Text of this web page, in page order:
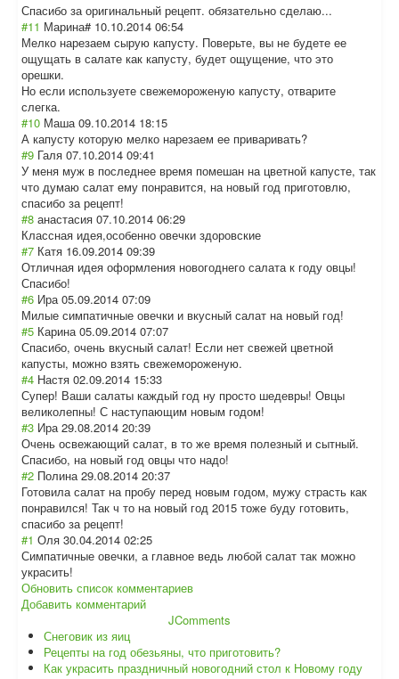
Спасибо за оригинальный рецепт. обязательно сделаю...
#11 Марина# 10.10.2014 06:54
Мелко нарезаем сырую капусту. Поверьте, вы не будете ее
ощущать в салате как капусту, будет ощущение, что это
орешки.
Но если используете свежемороженую капусту, отварите
слегка.
#10 Маша 09.10.2014 18:15
А капусту которую мелко нарезаем ее приваривать?
#9 Галя 07.10.2014 09:41
У меня муж в последнее время помешан на цветной капусте, так
что думаю салат ему понравится, на новый год приготовлю,
спасибо за рецепт!
#8 анастасия 07.10.2014 06:29
Классная идея,особенно овечки здоровские
#7 Катя 16.09.2014 09:39
Отличная идея оформления новогоднего салата к году овцы!
Спасибо!
#6 Ира 05.09.2014 07:09
Милые симпатичные овечки и вкусный салат на новый год!
#5 Карина 05.09.2014 07:07
Спасибо, очень вкусный салат! Если нет свежей цветной
капусты, можно взять свежемороженую.
#4 Настя 02.09.2014 15:33
Супер! Ваши салаты каждый год ну просто шедевры! Овцы
великолепны! С наступающим новым годом!
#3 Ира 29.08.2014 20:39
Очень освежающий салат, в то же время полезный и сытный.
Спасибо, на новый год овцы что надо!
#2 Полина 29.08.2014 20:37
Готовила салат на пробу перед новым годом, мужу страсть как
понравился! Так ч то на новый год 2015 тоже буду готовить,
спасибо за рецепт!
#1 Оля 30.04.2014 02:25
Симпатичные овечки, а главное ведь любой салат так можно
украсить!
Обновить список комментариев
Добавить комментарий
JComments
Снеговик из яиц
Рецепты на год обезьяны, что приготовить?
Как украсить праздничный новогодний стол к Новому году